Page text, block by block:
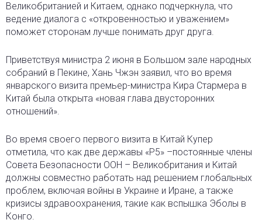
Великобританией и Китаем, однако подчеркнула, что
ведение диалога с «откровенностью и уважением»
поможет сторонам лучше понимать друг друга.
Приветствуя министра 2 июня в Большом зале народных
собраний в Пекине, Хань Чжэн заявил, что во время
январского визита премьер-министра Кира Стармера в
Китай была открыта «новая глава двусторонних
отношений».
Во время своего первого визита в Китай Купер
отметила, что как две державы «P5» –постоянные члены
Совета Безопасности ООН – Великобритания и Китай
должны совместно работать над решением глобальных
проблем, включая войны в Украине и Иране, а также
кризисы здравоохранения, такие как вспышка Эболы в
Конго.